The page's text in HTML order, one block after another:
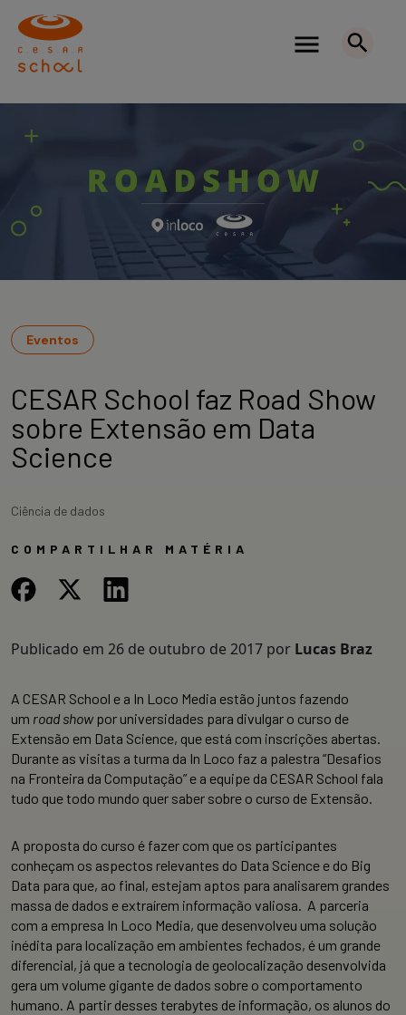
Eventos
CESAR School faz Road Show
sobre Extensão em Data
Science
Ciência de dados
COMPARTILHAR MATÉRIA
Publicado em 26 de outubro de 2017 por Lucas Braz
A CESAR School e a In Loco Media estão juntos fazendo
um road showpor universidades para divulgar o curso de
Extensão em Data Science, que está com inscrições abertas.
Durante as visitas a turma da In Loco faz a palestra “Desafios
na Fronteira da Computação” e a equipe da CESAR School fala
tudo que todo mundo quer saber sobre o curso de Extensão.
A proposta do curso é fazer com que os participantes
conheçam os aspectos relevantes do Data Science e do Big
Data para que, ao final, estejam aptos para analisarem grandes
massa de dados e extraírem informação valiosa. A parceria
com a empresa In Loco Media, que desenvolveu uma solução
inédita para localização em ambientes fechados, é um grande
diferencial, já que a tecnologia de geolocalização desenvolvida
gera um volume gigante de dados sobre o comportamento
humano. A partir desses terabytes de informação, os alunos do